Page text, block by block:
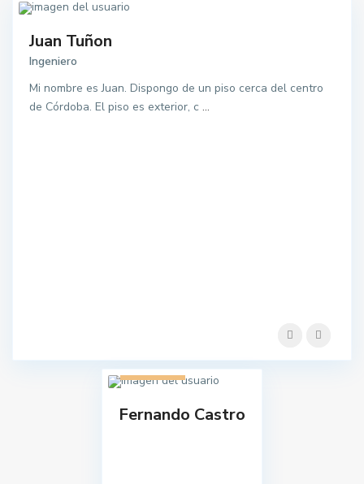
Juan Tuñon
Ingeniero
Mi nombre es Juan. Dispongo de un piso cerca del centro
de Córdoba. El piso es exterior, c ...
1 listado
Fernando Castro